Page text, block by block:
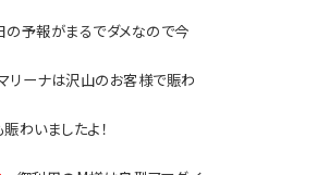
の予報がまるでダメなので今
リーナは沢山のお客様で賑わ
わいましたよ！